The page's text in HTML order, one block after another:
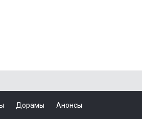
Дорамы Анонсы